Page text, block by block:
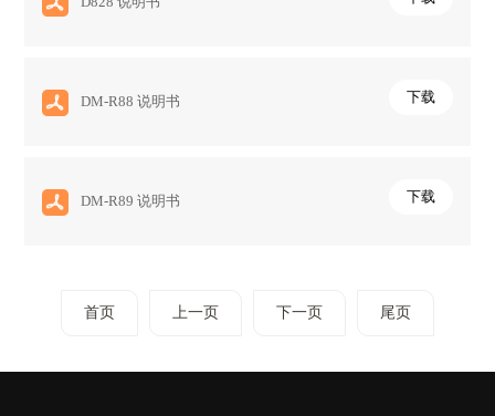
DM-R88 说明书 下载
DM-R89 说明书 下载
首页 上一页 下一页 尾页